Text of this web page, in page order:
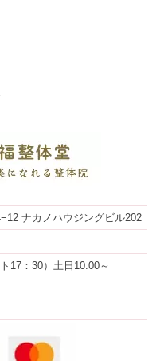
ナカノハウジングビル202
17：30）土日10:00～